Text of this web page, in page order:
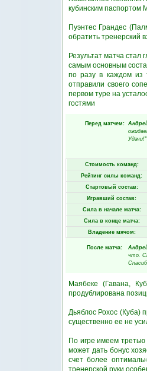
кубинским паспортом
Пуэнтес Грандес
обратить тренерский
Результат матча
самым основным
по разу в каждом из
отправили своего
первом туре на
гостями
Перед матчем:
Удачи!"
Стоимость команд:
Рейтинг силы команд:
Стартовый состав:
Игравший состав:
Сила в начале матча:
Сила в конце матча:
Владение мячом:
После матча:
что.
Маябеке (Гавана,
продублирована
Дьяблос Рохос (Куба)
существенно ее не
По игре имеем третью
может дать бонус
счет более
тренерской руки